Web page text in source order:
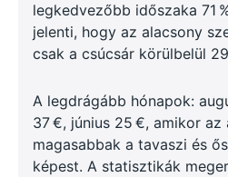
legkedvezőbb időszaka 71
jelenti, hogy az alacsony
csak a csúcsár körülbelül
A legdrágább hónapok:
37 €, június 25 €, amikor az
magasabbak a tavaszi és
képest. A statisztikák